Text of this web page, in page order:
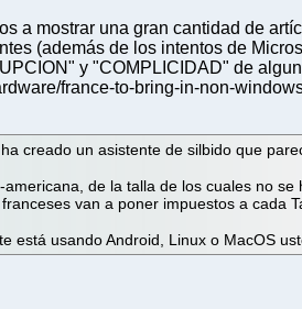
a mostrar una gran cantidad de
(además de los intentos de
y "COMPLICIDAD" de
france-to-bring-in-non-
creado un asistente de silbido que
americana, de la talla de los cuales no
van a poner impuestos a cada
está usando Android, Linux o MacOS